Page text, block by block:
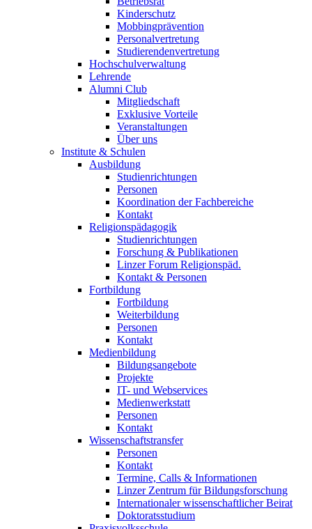
Kinderschutz
Mobbingprävention
Personalvertretung
Studierendenvertretung
Hochschulverwaltung
Lehrende
Alumni Club
Mitgliedschaft
Exklusive Vorteile
Veranstaltungen
Über uns
Institute & Schulen
Ausbildung
Studienrichtungen
Personen
Koordination der Fachbereiche
Kontakt
Religionspädagogik
Studienrichtungen
Forschung & Publikationen
Linzer Forum Religionspäd.
Kontakt & Personen
Fortbildung
Fortbildung
Weiterbildung
Personen
Kontakt
Medienbildung
Bildungsangebote
Projekte
IT- und Webservices
Medienwerkstatt
Personen
Kontakt
Wissenschaftstransfer
Personen
Kontakt
Termine, Calls & Informationen
Linzer Zentrum für Bildungsforschung
Internationaler wissenschaftlicher Beirat
Doktoratsstudium